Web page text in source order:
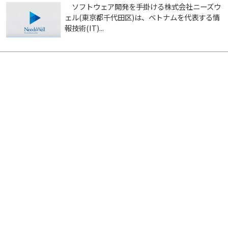
ソフトウェア開発を手掛ける株式会社ニーズウ
ェル(東京都千代田区)は、ベトナムを代表する情
報技術(IT)...